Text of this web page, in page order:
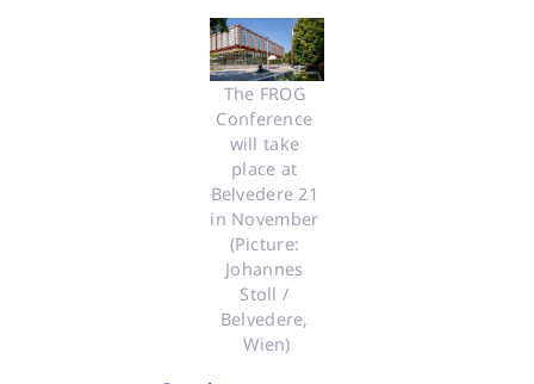
The FROG
Conference
will take
place at
Belvedere 21
in November
(Picture:
Johannes
Stoll /
Belvedere,
Wien)